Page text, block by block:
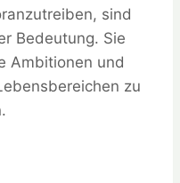
sind
Bedeutung. Sie
Ambitionen und
zu